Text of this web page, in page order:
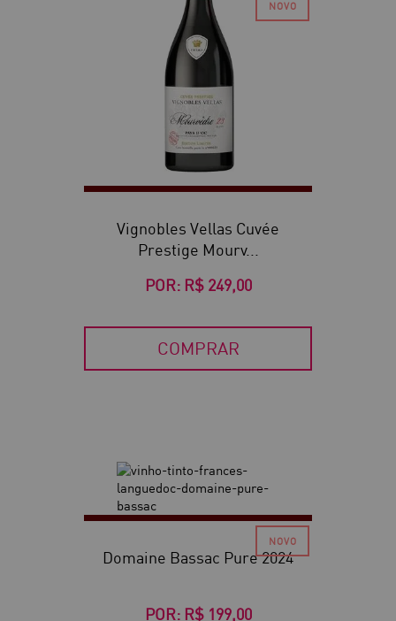
Vignobles Vellas Cuvée
Prestige Mourv...
POR: R$ 249,00
COMPRAR
Domaine Bassac Pure 2024
POR: R$ 199,00